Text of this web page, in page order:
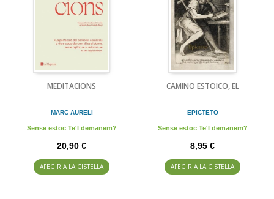
MEDITACIONS
MARC AURELI
Sense estoc Te'l demanem?
20,90 €
AFEGIR A LA CISTELLA
CAMINO ESTOICO, EL
EPICTETO
Sense estoc Te'l demanem?
8,95 €
AFEGIR A LA CISTELLA